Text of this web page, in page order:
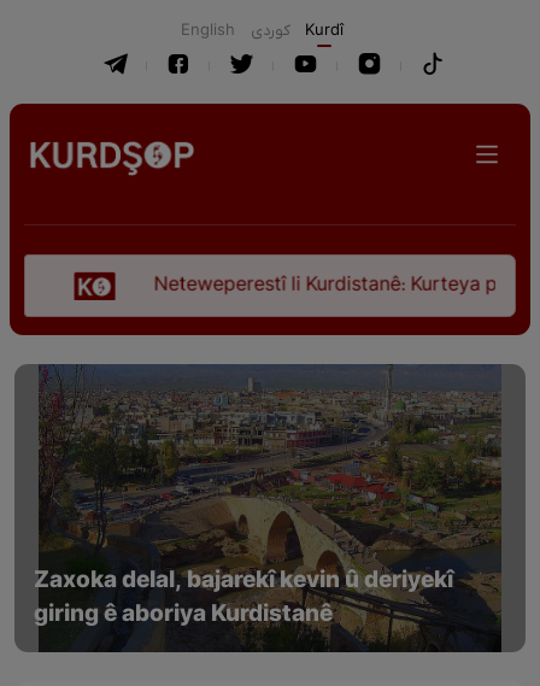
English كوردی Kurdî
Neteweperestî li Kurdistanê: Kurteya pêşveçûna
Zaxoka delal, bajarekî kevin û deriyekî
giring ê aboriya Kurdistanê